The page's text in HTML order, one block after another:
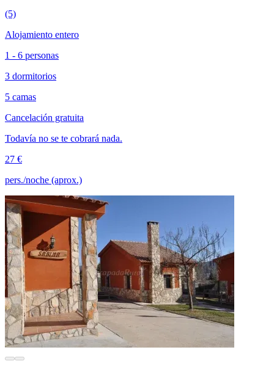
(5)
Alojamiento entero
1 - 6 personas
3 dormitorios
5 camas
Cancelación gratuita
Todavía no se te cobrará nada.
27 €
pers./noche (aprox.)